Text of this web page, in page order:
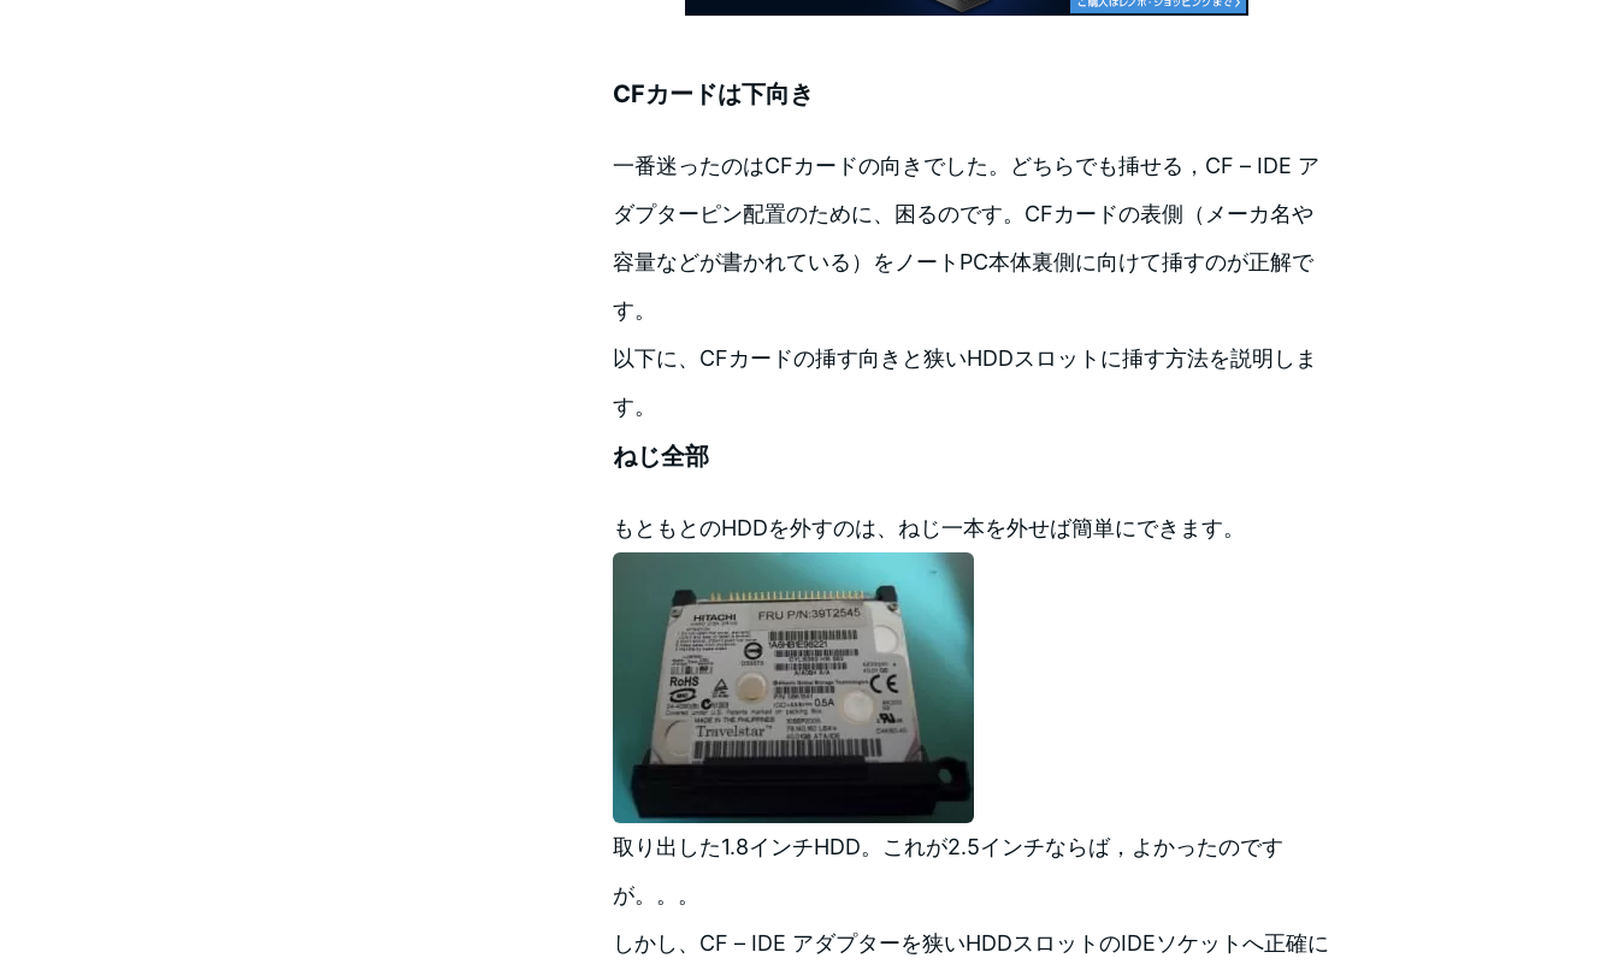
CFカードは下向き
一番迷ったのはCFカードの向きでした。どちらでも挿せる，CF – IDE ア
ダプターピン配置のために、困るのです。CFカードの表側（メーカ名や
容量などが書かれている）をノートPC本体裏側に向けて挿すのが正解で
す。
以下に、CFカードの挿す向きと狭いHDDスロットに挿す方法を説明しま
す。
ねじ全部
もともとのHDDを外すのは、ねじ一本を外せば簡単にできます。
取り出した1.8インチHDD。これが2.5インチならば，よかったのです
が。。。
しかし、CF – IDE アダプターを狭いHDDスロットのIDEソケットへ正確に